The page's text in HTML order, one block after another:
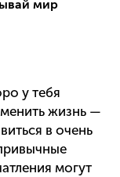
мир
у тебя
жизнь —
в очень
могут